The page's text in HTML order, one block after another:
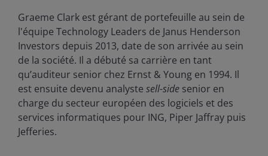
Graeme Clark est gérant de portefeuille au sein de
l'équipe Technology Leaders de Janus Henderson
Investors depuis 2013, date de son arrivée au sein
de la société. Il a débuté sa carrière en tant
qu’auditeur senior chez Ernst & Young en 1994. Il
est ensuite devenu analyste sell-side senior en
charge du secteur européen des logiciels et des
services informatiques pour ING, Piper Jaffray puis
Jefferies.